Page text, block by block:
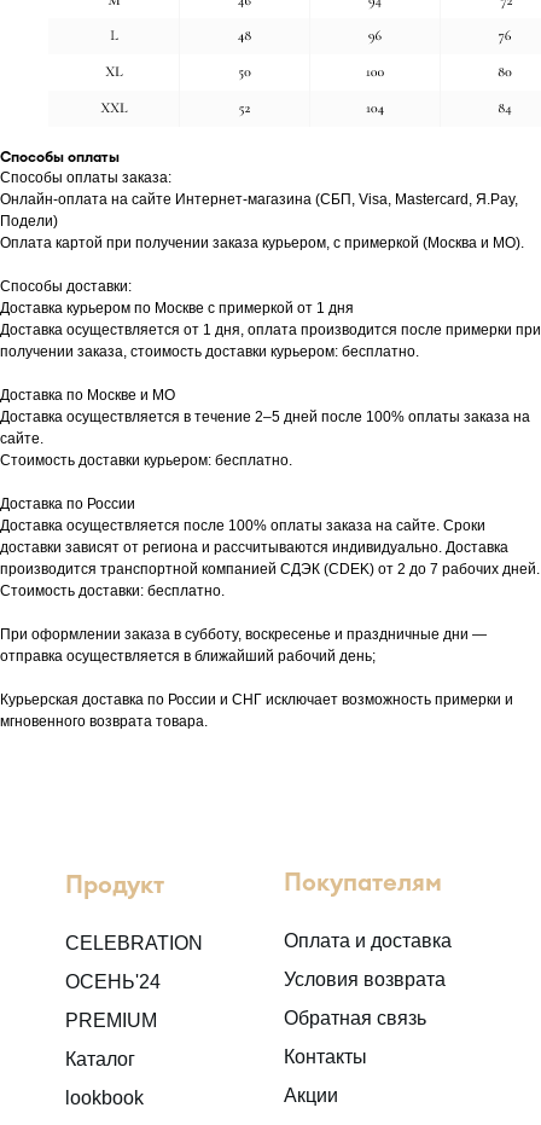
Способы оплаты
Способы оплаты заказа:
Онлайн-оплата на сайте Интернет-магазина (СБП, Visa, Mastercard, Я.Pay,
Подели)
Оплата картой при получении заказа курьером, с примеркой (Москва и МО).
Способы доставки:
Доставка курьером по Москве с примеркой от 1 дня
Доставка осуществляется от 1 дня, оплата производится после примерки при
получении заказа, стоимость доставки курьером: бесплатно.
Доставка по Москве и МО
Доставка осуществляется в течение 2–5 дней после 100% оплаты заказа на
сайте.
Стоимость доставки курьером: бесплатно.
Доставка по России
Доставка осуществляется после 100% оплаты заказа на сайте. Сроки
доставки зависят от региона и рассчитываются индивидуально. Доставка
производится транспортной компанией СДЭК (CDEK) от 2 до 7 рабочих дней.
Стоимость доставки: бесплатно.
При оформлении заказа в субботу, воскресенье и праздничные дни —
отправка осуществляется в ближайший рабочий день;
Курьерская доставка по России и СНГ исключает возможность примерки и
мгновенного возврата товара.
Продукт
CELEBRATION
ОСЕНЬ'24
PREMIUM
Каталог
lookbook
Покупателям
Оплата и доставка
Условия возврата
Обратная связь
Контакты
Акции